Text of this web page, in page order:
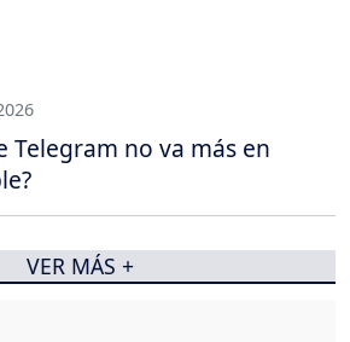
Telegram no va más en
VER MÁS +